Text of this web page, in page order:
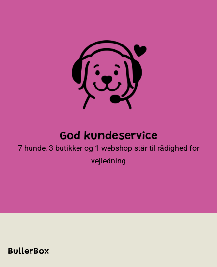
God kundeservice
7 hunde, 3 butikker og 1 webshop står til rådighed for
vejledning
BullerBox